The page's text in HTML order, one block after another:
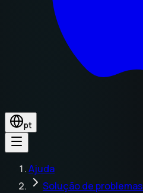
pt
Ajuda
Solução de problemas